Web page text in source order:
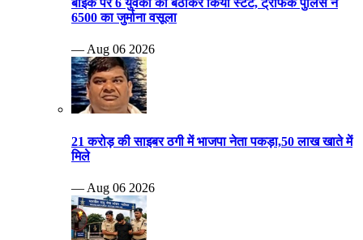
बाइक पर 6 युवकों को बैठाकर किया स्टंट, ट्रैफिक पुलिस ने
6500 का जुर्माना वसूला
— Aug 06 2026
21 करोड़ की साइबर ठगी में भाजपा नेता पकड़ा,50 लाख खाते में
मिले
— Aug 06 2026